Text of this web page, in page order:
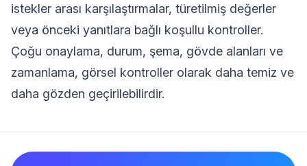
istekler arası karşılaştırmalar, türetilmiş değerler
veya önceki yanıtlara bağlı koşullu kontroller.
Çoğu onaylama, durum, şema, gövde alanları ve
zamanlama, görsel kontroller olarak daha temiz ve
daha gözden geçirilebilirdir.